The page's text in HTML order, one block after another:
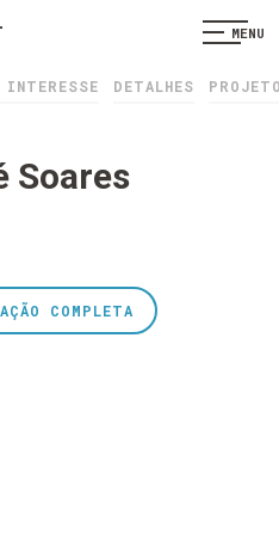
MENU
DETALHES
Soares
COMPLETA